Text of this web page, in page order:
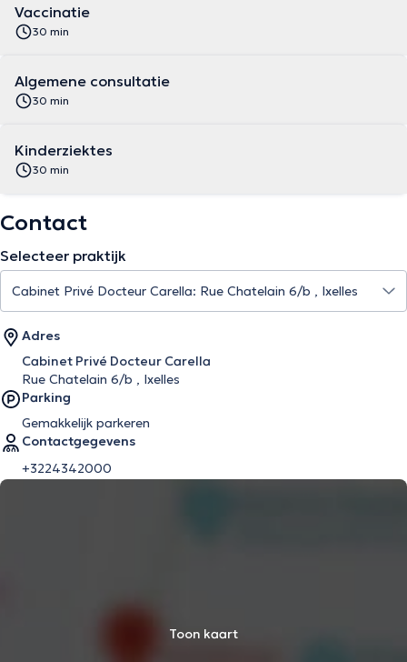
Vaccinatie
30 min
Algemene consultatie
30 min
Kinderziektes
30 min
Contact
Selecteer praktijk
Adres
Cabinet Privé Docteur Carella
Rue Chatelain 6/b , Ixelles
Parking
Gemakkelijk parkeren
Contactgegevens
+3224342000
Toon kaart